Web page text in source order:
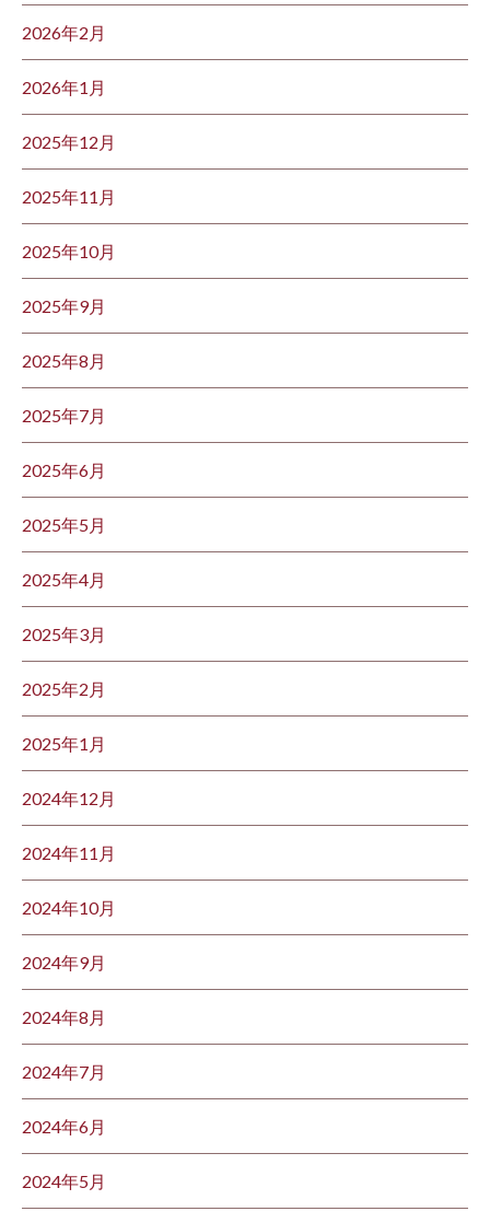
2026年2月
2026年1月
2025年12月
2025年11月
2025年10月
2025年9月
2025年8月
2025年7月
2025年6月
2025年5月
2025年4月
2025年3月
2025年2月
2025年1月
2024年12月
2024年11月
2024年10月
2024年9月
2024年8月
2024年7月
2024年6月
2024年5月